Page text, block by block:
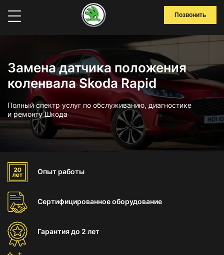
Позвонить
Замена датчика положения
коленвала Skoda Rapid
Полный спектр услуг по обслуживанию, диагностике
и ремонту Шкода
Опыт работы
Сертифицированноеоборудование
Гарантиядо 2 лет